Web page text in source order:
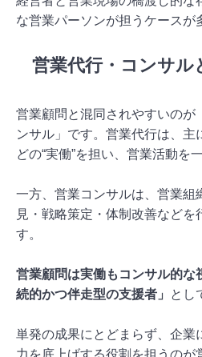
な営業パーソンが担うケースが
営業代行・コンサル
営業顧問と混同されやすいのが
ンサル」です。営業代行は、主
どの“実働”を担い、営業活動を
一方、営業コンサルは、営業組
見・戦略策定・体制改善などを
す。
営業顧問は実働もコンサル的な
続的かつ伴走型の支援者」
とし
単発の成果にとどまらず、企業
力を底上げする役割を担うのが